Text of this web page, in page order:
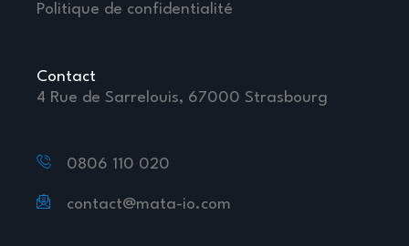
Politique de confidentialité
Contact
4 Rue de Sarrelouis, 67000 Strasbourg
0806 110 020
contact@mata-io.com